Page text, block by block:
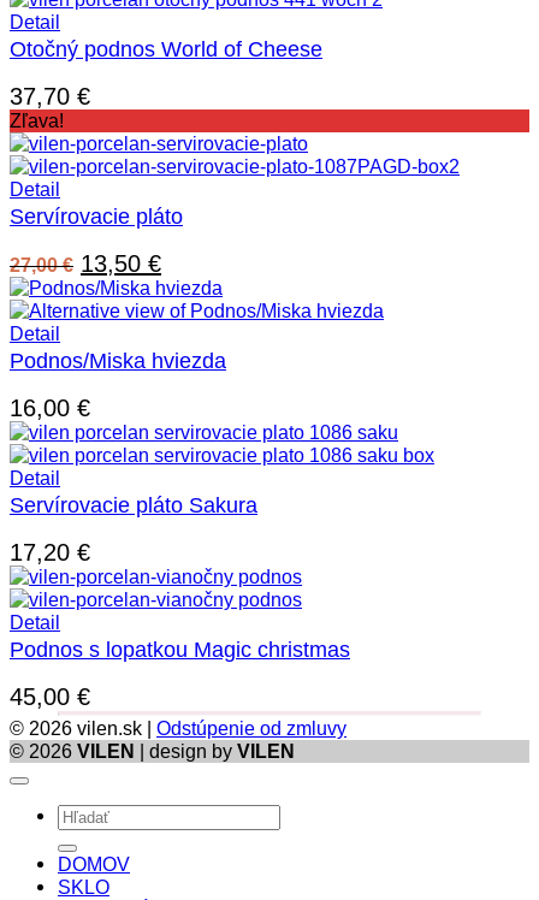
Detail
Otočný podnos World of Cheese
37,70 €
Zľava!
Detail
Servírovacie pláto
27,00€ Pôvodná
cena
bola:
13,50 €Aktuálna
cena
je:
Detail
Podnos/Miska hviezda
16,00 €
Detail
Servírovacie pláto Sakura
17,20 €
Detail
Podnos s lopatkou Magic christmas
45,00 €
© 2026 vilen.sk | Odstúpenie od zmluvy
© 2026 VILEN | design by VILEN
Hľadať:
DOMOV
SKLO